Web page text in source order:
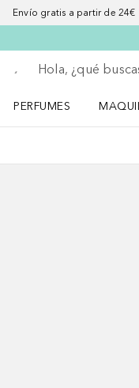
Envío gratis a partir de
Regresar
Ejecutar búsqueda
PERFUMES